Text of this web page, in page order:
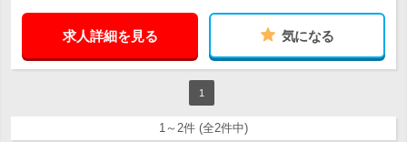
求人詳細を見る 気になる
1
1～2件 (全2件中)